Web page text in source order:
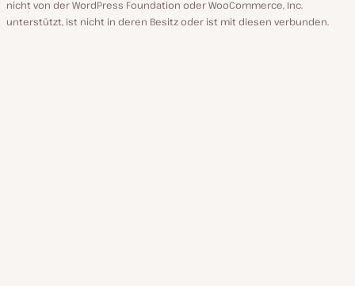
nicht von der WordPress Foundation oder WooCommerce, Inc.
unterstützt, ist nicht in deren Besitz oder ist mit diesen verbunden.